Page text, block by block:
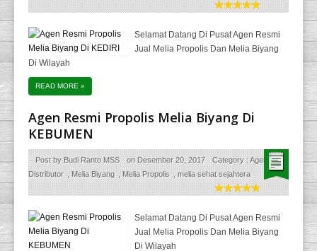
Selamat Datang Di Pusat Agen Resmi
Jual Melia Propolis Dan Melia Biyang
Di Wilayah
READ MORE »
Agen Resmi Propolis Melia Biyang Di
KEBUMEN
Post byBudi Ranto MSS onDesember 20, 2017 Category :Agen
Distributor ,Melia Biyang ,Melia Propolis ,melia sehat sejahtera
Selamat Datang Di Pusat Agen Resmi
Jual Melia Propolis Dan Melia Biyang
Di Wilayah